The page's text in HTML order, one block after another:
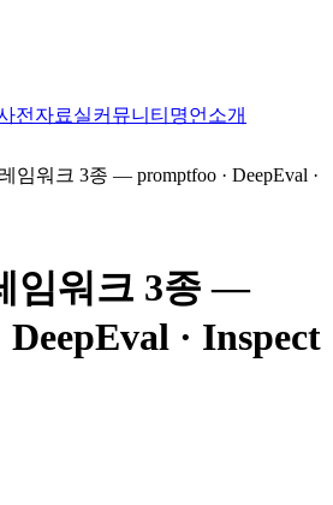
전 자료실커뮤니티 명언 소개
임워크 3종 — promptfoo · DeepEval ·
임워크 3종 —
· Inspect